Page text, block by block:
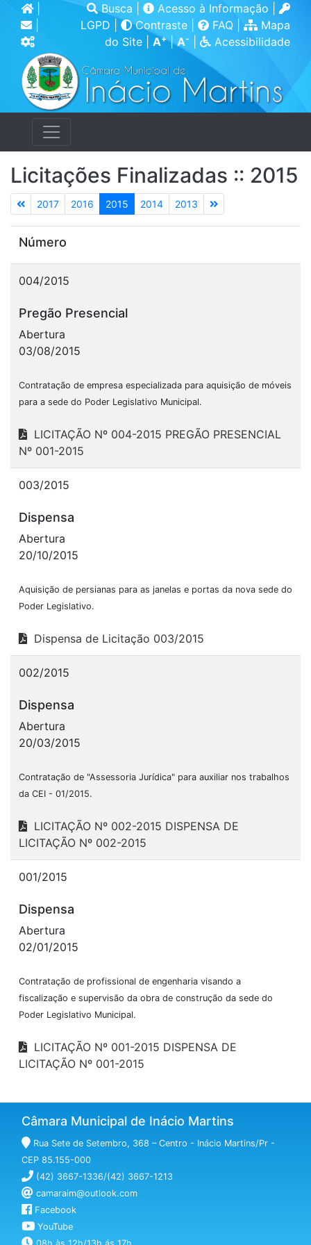
|
Busca Acesso à Informação
LGPD
Contraste FAQ
Mapa
do Site
A+|A- Acessibilidade
Licitações Finalizadas :: 2015
2017 2016 2015 2014 2013
Número
004/2015
Pregão Presencial
Abertura
03/08/2015
Contratação de empresa especializada para aquisição de móveis
para a sede do Poder Legislativo Municipal.
LICITAÇÃO Nº 004-2015 PREGÃO PRESENCIAL
Nº 001-2015
003/2015
Dispensa
Abertura
20/10/2015
Aquisição de persianas para as janelas e portas da nova sede do
Poder Legislativo.
Dispensa de Licitação 003/2015
002/2015
Dispensa
Abertura
20/03/2015
Contratação de "Assessoria Jurídica" para auxiliar nos trabalhos
da CEI - 01/2015.
LICITAÇÃO Nº 002-2015 DISPENSA DE
LICITAÇÃO Nº 002-2015
001/2015
Dispensa
Abertura
02/01/2015
Contratação de profissional de engenharia visando a
fiscalização e supervisão da obra de construção da sede do
Poder Legislativo Municipal.
LICITAÇÃO Nº 001-2015 DISPENSA DE
LICITAÇÃO Nº 001-2015
Câmara Municipal de Inácio Martins
Rua Sete de Setembro, 368 – Centro - Inácio Martins/Pr -
CEP 85.155-000
(42) 3667-1336/(42) 3667-1213
camaraim@outlook.com
Facebook
YouTube